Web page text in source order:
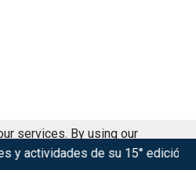
su 15° edición Marsupilami:
services. By using our
use of cookies.
Got it